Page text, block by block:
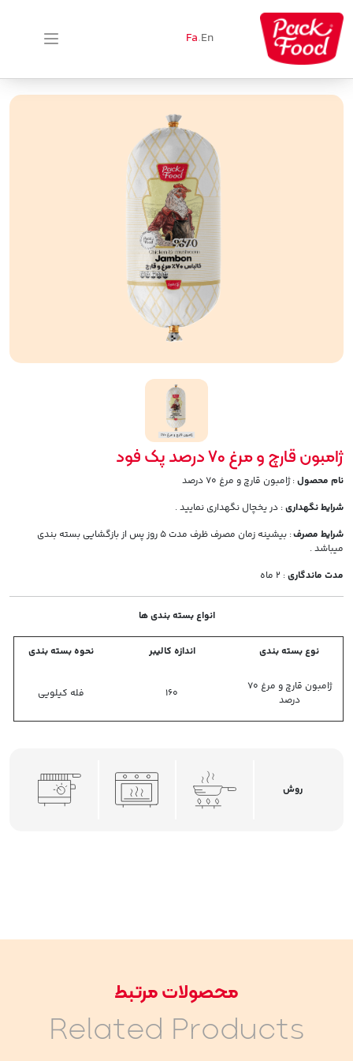
En
.
Fa
ژامبون قارچ و مرغ 70 درصد پک فود
نام محصول: ژامبون قارچ و مرغ 70 درصد
شرایط نگهداری: در یخچال نگهداری نمایید .
شرایط مصرف
: بیشینه زمان مصرف ظرف مدت 5 روز پس از بازگشایی بسته بندی
میباشد .
مدت ماندگاری: 2 ماه
انواع بسته بندی ها
نوع بسته بندی اندازه کالیبر نحوه بسته بندی
ژامبون قارچ و مرغ 70
درصد
160 فله کیلویی
روش
محصولات مرتبط
Related Products